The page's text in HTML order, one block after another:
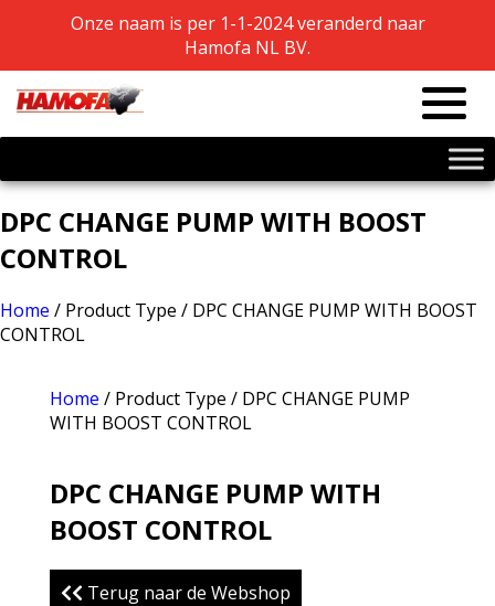
Onze naam is per 1-1-2024 veranderd naar
Hamofa NL BV.
Onze naam is per 1-1-2024 veranderd naar
Hamofa NL BV.
DPC CHANGE PUMP WITH BOOST
CONTROL
Home / Product Type / DPC CHANGE PUMP WITH BOOST
CONTROL
Home / Product Type / DPC CHANGE PUMP
WITH BOOST CONTROL
DPC CHANGE PUMP WITH
BOOST CONTROL
Terug naar de Webshop